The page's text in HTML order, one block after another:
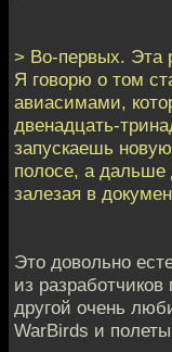
> Во-первых. Эта
Я говорю о том
авиасимами,
двенадцать-
запускаешь
полосе, а дальше
залезая в
Это довольно
из
другой очень
WarBirds и